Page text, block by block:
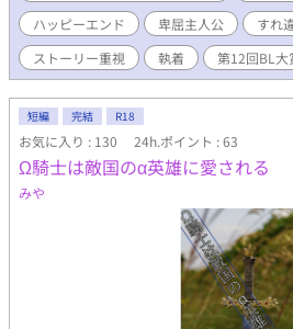
ハッピーエンド
卑屈主人公
すれ
ストーリー重視
執着 第12回BL大
短編 完結 R18
お気に入り : 130 24h.ポイント : 63
Ω騎士は敵国のα英雄に愛される
みや